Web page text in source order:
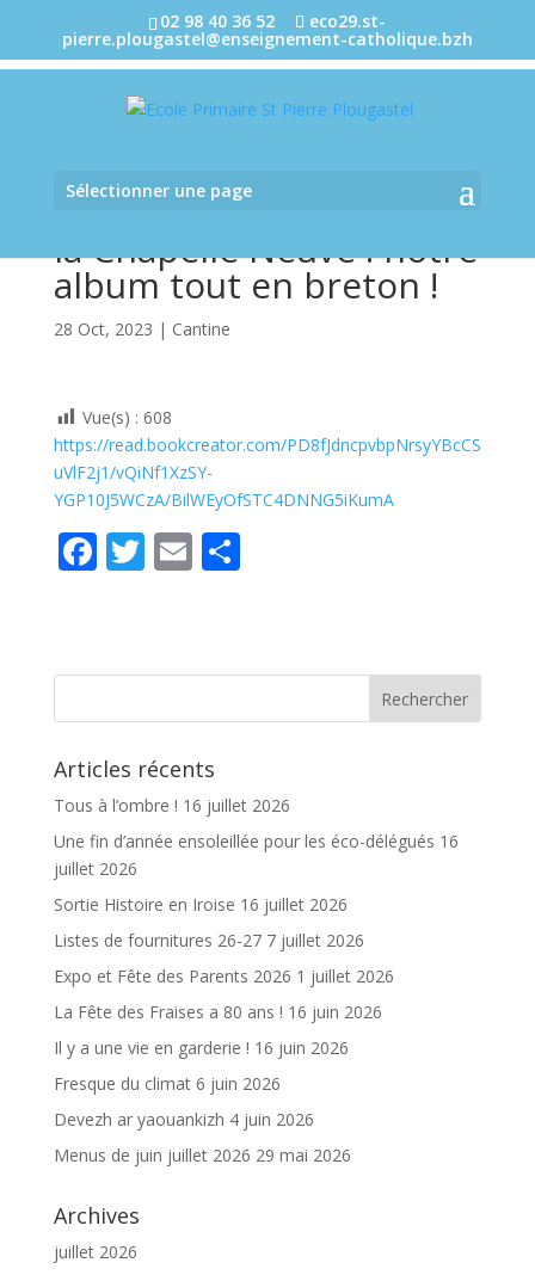
02 98 40 36 52 eco29.st-
pierre.plougastel@enseignement-catholique.bzh
Sélectionner une page
la Chapelle Neuve : notre
album tout en breton !
28 Oct, 2023 | Cantine
Vue(s) : 608
https://read.bookcreator.com/PD8fJdncpvbpNrsyYBcCS
uVlF2j1/vQiNf1XzSY-
YGP10J5WCzA/BilWEyOfSTC4DNNG5iKumA
F
b
k
T
er
E
l
P
g
Articles récents
Tous à l’ombre ! 16 juillet 2026
Une fin d’année ensoleillée pour les éco-délégués 16
juillet 2026
Sortie Histoire en Iroise 16 juillet 2026
Listes de fournitures 26-27 7 juillet 2026
Expo et Fête des Parents 2026 1 juillet 2026
La Fête des Fraises a 80 ans ! 16 juin 2026
Il y a une vie en garderie ! 16 juin 2026
Fresque du climat 6 juin 2026
Devezh ar yaouankizh 4 juin 2026
Menus de juin juillet 2026 29 mai 2026
Archives
juillet 2026